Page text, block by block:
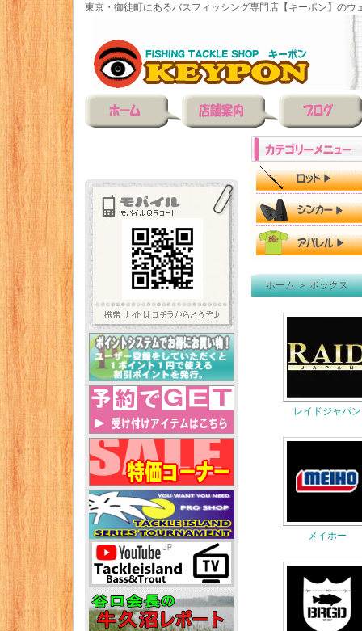
東京・御徒町にあるバスフィッシング専門店【キーポン】のウ
ホーム＞ボックス
レイドジャパン
メイホー